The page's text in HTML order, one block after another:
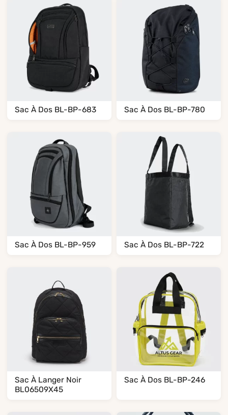
Sac À Dos BL-BP-683 Sac À Dos BL-BP-780
Sac À Dos BL-BP-959 Sac À Dos BL-BP-722
Sac À Langer Noir
BL06509X45
Sac À Dos BL-BP-246